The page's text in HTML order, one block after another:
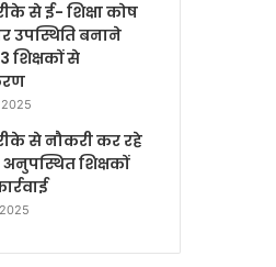
से ई- शिक्षा कोष
उपस्थिति बनाने
शिक्षकों से
2025
से नौकरी कर रहे
अनुपस्थित शिक्षकों